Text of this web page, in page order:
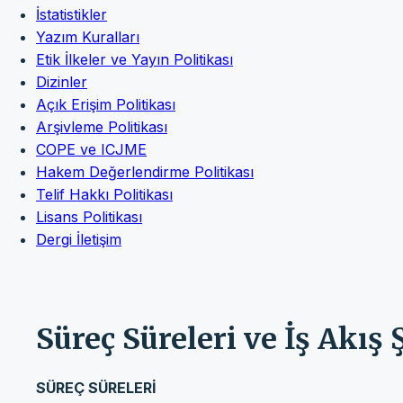
İstatistikler
Yazım Kuralları
Etik İlkeler ve Yayın Politikası
Dizinler
Açık Erişim Politikası
Arşivleme Politikası
COPE ve ICJME
Hakem Değerlendirme Politikası
Telif Hakkı Politikası
Lisans Politikası
Dergi İletişim
Süreç Süreleri ve İş Akış
SÜREÇ SÜRELERİ